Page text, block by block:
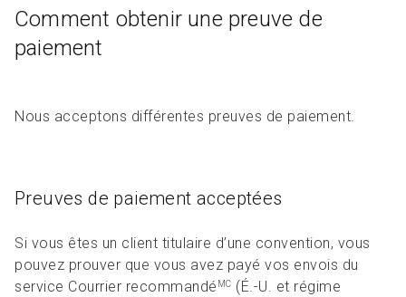
Comment obtenir une preuve de
paiement
Nous acceptons différentes preuves de paiement.
Preuves de paiement acceptées
Si vous êtes un client titulaire d’une convention, vous
pouvez prouver que vous avez payé vos envois du
service Courrier recommandé MC (É.-U. et régime